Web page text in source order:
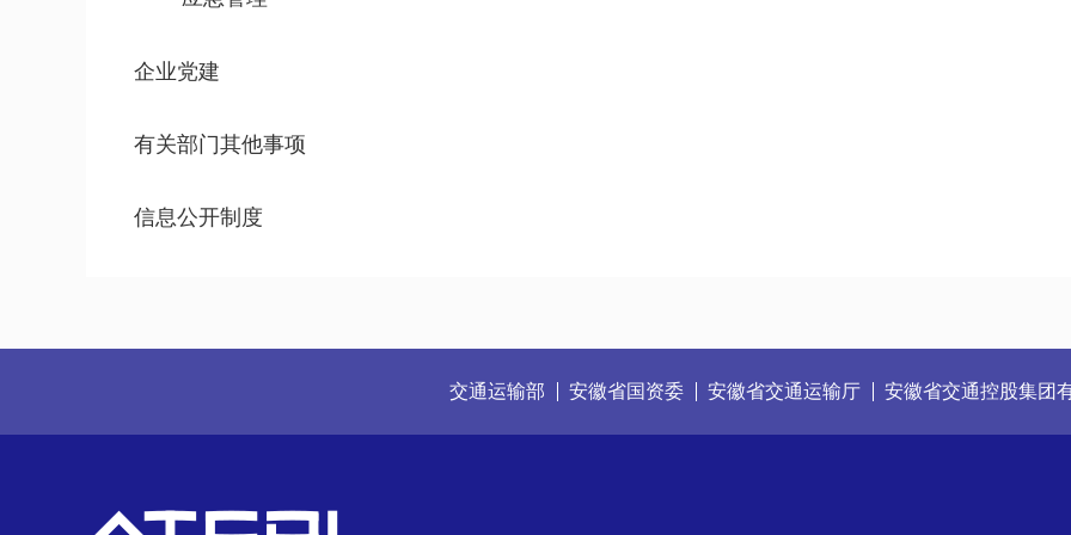
企业党建
有关部门其他事项
信息公开制度
交通运输部 安徽省国资委 安徽省交通运输厅 安徽省交通控股集团